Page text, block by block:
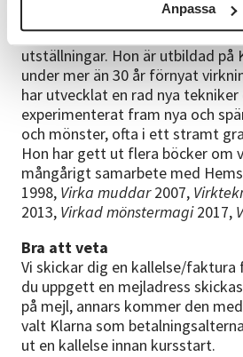
Anpassa
är verksam
formgivare och inspiratör med
utställningar. Hon är utbildad på
under mer än 30 år förnyat
har utvecklat en rad nya tekniker
experimenterat fram nya och
och mönster, ofta i ett stramt
Hon har gett ut flera böcker om
mångårigt samarbete med
1998, Virka muddar2007,
2013, Virkad mönstermagi2017,
Bra att veta
Vi skickar dig en kallelse/
du uppgett en mejladress
på mejl, annars kommer den
valt Klarna som
ut en kallelse innan kursstart.